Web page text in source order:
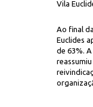
Vila
Ao final
Euclides
de 63%.